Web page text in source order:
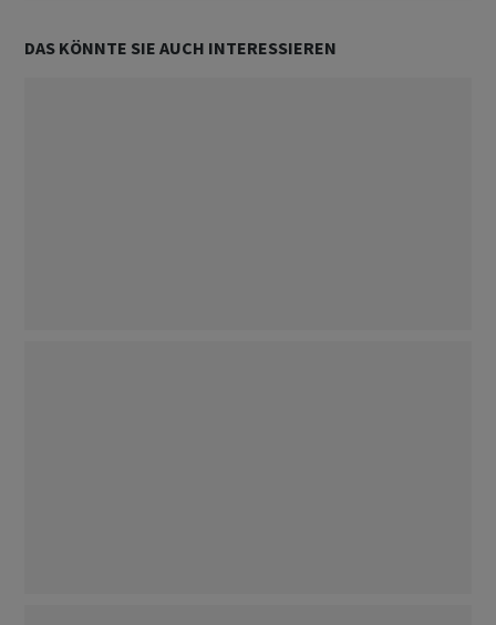
DAS KÖNNTE SIE AUCH INTERESSIEREN